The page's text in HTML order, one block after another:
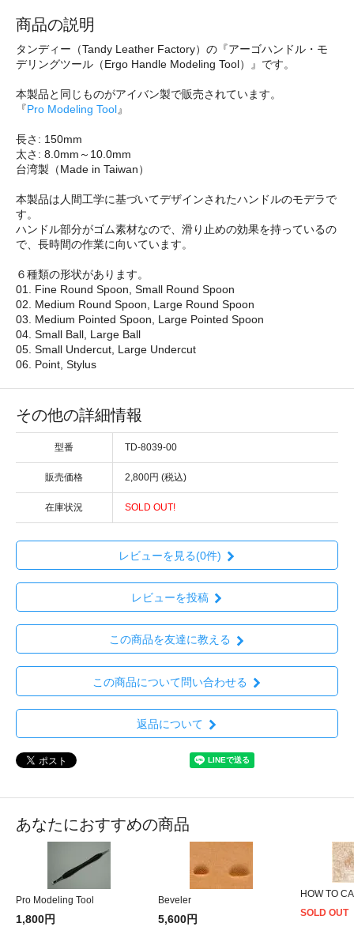
商品の説明
タンディー（Tandy Leather Factory）の『アーゴハンドル・モ
デリングツール（Ergo Handle Modeling Tool）』です。
本製品と同じものがアイバン製で販売されています。
『Pro Modeling Tool』
長さ: 150mm
太さ: 8.0mm～10.0mm
台湾製（Made in Taiwan）
本製品は人間工学に基づいてデザインされたハンドルのモデラで
す。
ハンドル部分がゴム素材なので、滑り止めの効果を持っているの
で、長時間の作業に向いています。
６種類の形状があります。
01. Fine Round Spoon, Small Round Spoon
02. Medium Round Spoon, Large Round Spoon
03. Medium Pointed Spoon, Large Pointed Spoon
04. Small Ball, Large Ball
05. Small Undercut, Large Undercut
06. Point, Stylus
その他の詳細情報
型番 TD-8039-00
販売価格 2,800円 (税込)
在庫状況 SOLD OUT!
レビューを見る(0件)
レビューを投稿
この商品を友達に教える
この商品について問い合わせる
返品について
あなたにおすすめの商品
Pro Modeling Tool
1,800円
Beveler
5,600円
HOW TO
SOLD OUT